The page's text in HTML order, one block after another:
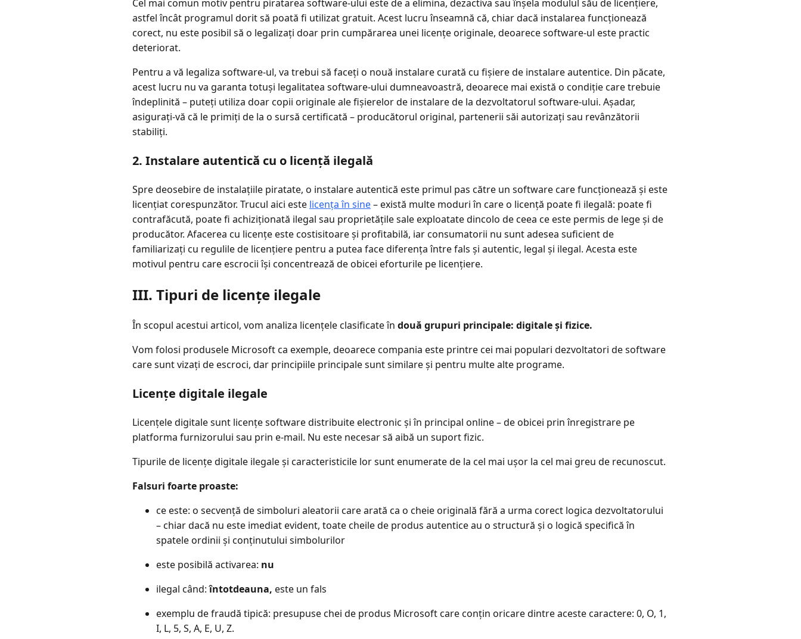
Cel mai comun motiv pentru piratarea software-ului este de a elimina, dezactiva sau înșela modulul său de licențiere,
astfel încât programul dorit să poată fi utilizat gratuit. Acest lucru înseamnă că, chiar dacă instalarea funcționează
corect, nu este posibil să o legalizați doar prin cumpărarea unei licențe originale, deoarece software-ul este practic
deteriorat.
Pentru a vă legaliza software-ul, va trebui să faceți o nouă instalare curată cu fișiere de instalare autentice. Din păcate,
acest lucru nu va garanta totuși legalitatea software-ului dumneavoastră, deoarece mai există o condiție care trebuie
îndeplinită – puteți utiliza doar copii originale ale fișierelor de instalare de la dezvoltatorul software-ului. Așadar,
asigurați-vă că le primiți de la o sursă certificată – producătorul original, partenerii săi autorizați sau revânzătorii
stabiliți.
2. Instalare autentică cu o licență ilegală
Spre deosebire de instalațiile piratate, o instalare autentică este primul pas către un software care funcționează și este
licențiat corespunzător. Trucul aici este licența în sine– există multe moduri în care o licență poate fi ilegală: poate fi
contrafăcută, poate fi achiziționată ilegal sau proprietățile sale exploatate dincolo de ceea ce este permis de lege și de
producător. Afacerea cu licențe este costisitoare și profitabilă, iar consumatorii nu sunt adesea suficient de
familiarizați cu regulile de licențiere pentru a putea face diferența între fals și autentic, legal și ilegal. Acesta este
motivul pentru care escrocii își concentrează de obicei eforturile pe licențiere.
III. Tipuri de licențe ilegale
În scopul acestui articol, vom analiza licențele clasificate în două grupuri principale: digitale și fizice.
Vom folosi produsele Microsoft ca exemple, deoarece compania este printre cei mai populari dezvoltatori de software
care sunt vizați de escroci, dar principiile principale sunt similare și pentru multe alte programe.
Licențe digitale ilegale
Licențele digitale sunt licențe software distribuite electronic și în principal online – de obicei prin înregistrare pe
platforma furnizorului sau prin e-mail. Nu este necesar să aibă un suport fizic.
Tipurile de licențe digitale ilegale și caracteristicile lor sunt enumerate de la cel mai ușor la cel mai greu de recunoscut.
Falsuri foarte proaste:
ce este: o secvență de simboluri aleatorii care arată ca o cheie originală fără a urma corect logica dezvoltatorului
– chiar dacă nu este imediat evident, toate cheile de produs autentice au o structură și o logică specifică în
spatele ordinii și conținutului simbolurilor
este posibilă activarea: nu
ilegal când:întotdeauna, este un fals
exemplu de fraudă tipică: presupuse chei de produs Microsoft care conțin oricare dintre aceste caractere: 0, O, 1,
I, L, 5, S, A, E, U, Z.